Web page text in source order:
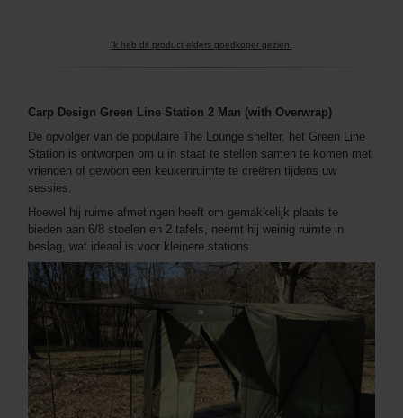
Ik heb dit product elders goedkoper gezien.
Carp Design Green Line Station 2 Man (with Overwrap)
De opvolger van de populaire The Lounge shelter, het Green Line
Station is ontworpen om u in staat te stellen samen te komen met
vrienden of gewoon een keukenruimte te creëren tijdens uw
sessies.
Hoewel hij ruime afmetingen heeft om gemakkelijk plaats te
bieden aan 6/8 stoelen en 2 tafels, neemt hij weinig ruimte in
beslag, wat ideaal is voor kleinere stations.